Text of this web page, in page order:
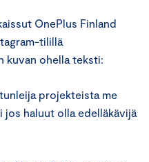
OnePlus Finland
tilillä
kuvan ohella teksti:
projekteista me
jos haluut olla edelläkävijä